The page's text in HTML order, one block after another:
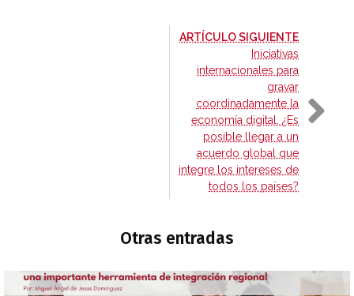
ARTÍCULO SIGUIENTE-
Iniciativas
internacionales para
gravar
coordinadamente la
economía digital. ¿Es
posible llegar a un
acuerdo global que
integre los intereses de
todos los países?
Otras entradas